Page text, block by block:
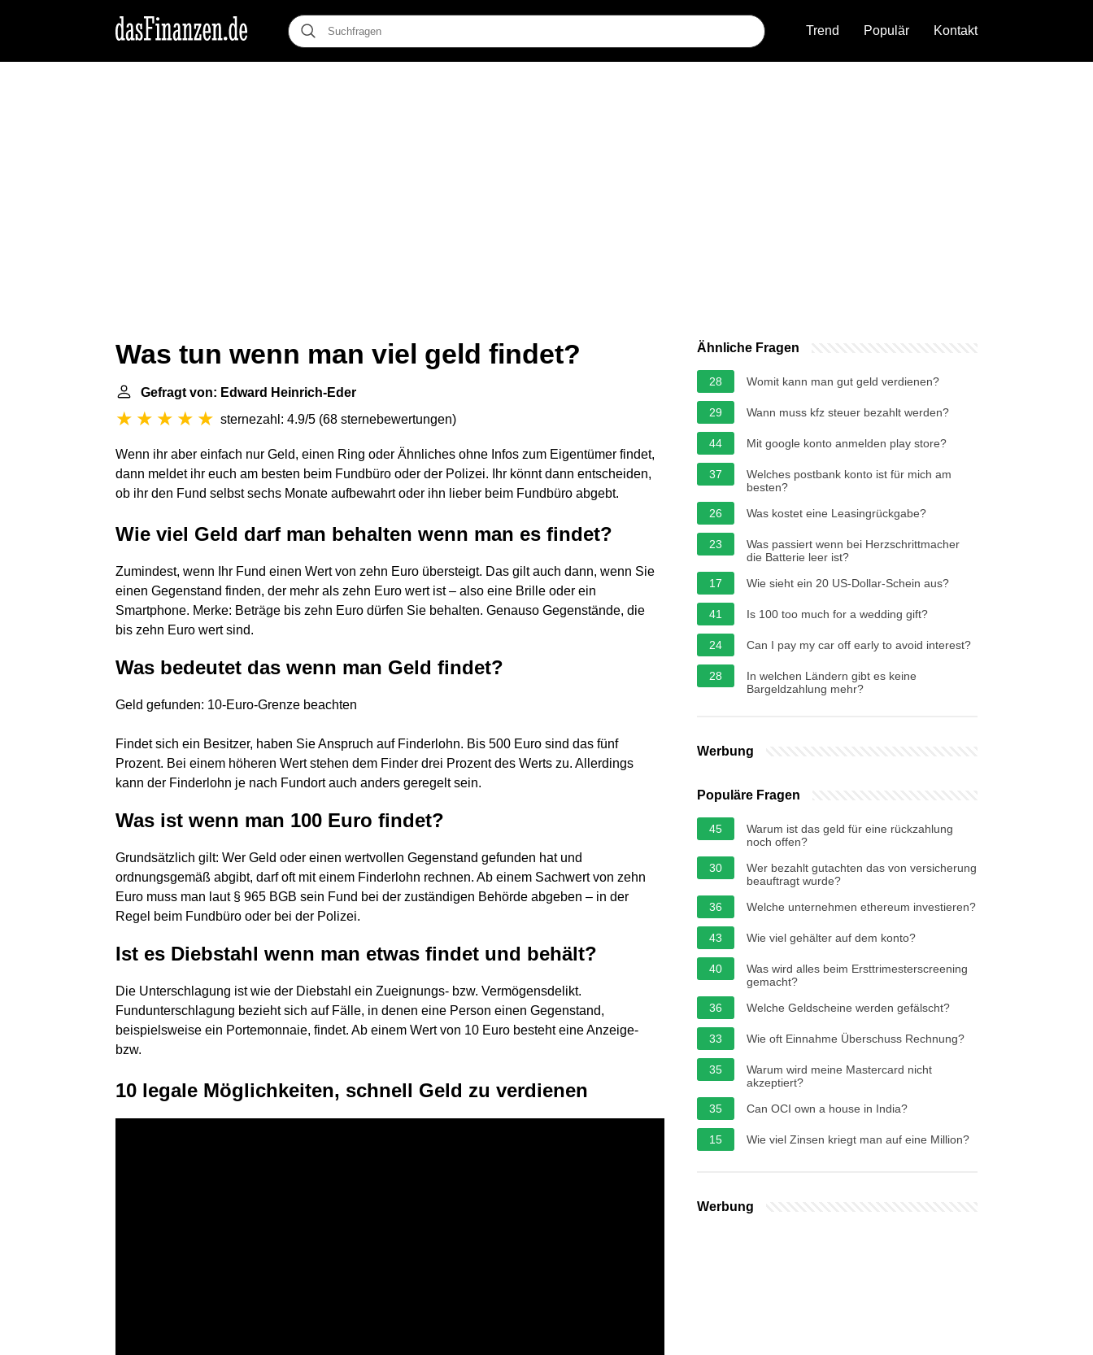
Trend Populär Kontakt
Was tun wenn man viel geld findet?
Gefragt von: Edward Heinrich-Eder
sternezahl: 4.9/5 (68 sternebewertungen)
Wenn ihr aber einfach nur Geld, einen Ring oder Ähnliches ohne Infos zum Eigentümer findet,
dann meldet ihr euch am besten beim Fundbüro oder der Polizei. Ihr könnt dann entscheiden,
ob ihr den Fund selbst sechs Monate aufbewahrt oder ihn lieber beim Fundbüro abgebt.
Wie viel Geld darf man behalten wenn man es findet?
Zumindest, wenn Ihr Fund einen Wert von zehn Euro übersteigt. Das gilt auch dann, wenn Sie
einen Gegenstand finden, der mehr als zehn Euro wert ist – also eine Brille oder ein
Smartphone. Merke: Beträge bis zehn Euro dürfen Sie behalten. Genauso Gegenstände, die
bis zehn Euro wert sind.
Was bedeutet das wenn man Geld findet?
Geld gefunden: 10-Euro-Grenze beachten
Findet sich ein Besitzer, haben Sie Anspruch auf Finderlohn. Bis 500 Euro sind das fünf
Prozent. Bei einem höheren Wert stehen dem Finder drei Prozent des Werts zu. Allerdings
kann der Finderlohn je nach Fundort auch anders geregelt sein.
Was ist wenn man 100 Euro findet?
Grundsätzlich gilt: Wer Geld oder einen wertvollen Gegenstand gefunden hat und
ordnungsgemäß abgibt, darf oft mit einem Finderlohn rechnen. Ab einem Sachwert von zehn
Euro muss man laut § 965 BGB sein Fund bei der zuständigen Behörde abgeben – in der
Regel beim Fundbüro oder bei der Polizei.
Ist es Diebstahl wenn man etwas findet und behält?
Die Unterschlagung ist wie der Diebstahl ein Zueignungs- bzw. Vermögensdelikt.
Fundunterschlagung bezieht sich auf Fälle, in denen eine Person einen Gegenstand,
beispielsweise ein Portemonnaie, findet. Ab einem Wert von 10 Euro besteht eine Anzeige-
bzw.
10 legale Möglichkeiten, schnell Geld zu verdienen
Ähnliche Fragen
28 Womit kann man gut geld verdienen?
29 Wann muss kfz steuer bezahlt werden?
44 Mit google konto anmelden play store?
37
Welches postbank konto ist für mich am
besten?
26
Was kostet eine Leasingrückgabe?
23
Was passiert wenn bei Herzschrittmacher
die Batterie leer ist?
17
Wie sieht ein 20 US-Dollar-Schein aus?
41 Is 100 too much for a wedding gift?
24 Can I pay my car off early to avoid interest?
28
In welchen Ländern gibt es keine
Bargeldzahlung mehr?
Werbung
Populäre Fragen
45
Warum ist das geld für eine rückzahlung
noch offen?
30
Wer bezahlt gutachten das von versicherung
beauftragt wurde?
36
Welche unternehmen ethereum investieren?
43 Wie viel gehälter auf dem konto?
40
Was wird alles beim Ersttrimesterscreening
gemacht?
36
Welche Geldscheine werden gefälscht?
33 Wie oft Einnahme Überschuss Rechnung?
35
Warum wird meine Mastercard nicht
akzeptiert?
35
Can OCI own a house in India?
15 Wie viel Zinsen kriegt man auf eine Million?
Werbung